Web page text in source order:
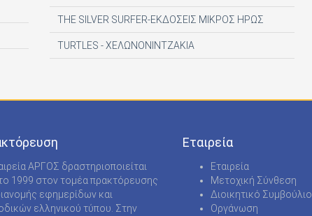
THE SILVER SURFER-ΕΚΔΟΣΕΙΣ ΜΙΚΡΟΣ ΗΡΩΣ
TURTLES - ΧΕΛΩΝΟΝΙΝΤΖΑΚΙΑ
WEEKLY BLACKSAD STORIES
ΒΑΒΟΥΡΑ- ΕΚΔΟΣΕΙΣ ΜΙΚΡΟΣ ΗΡΩΣ
ΒΑΤΡΑΧΟΜΥΟΜΑΧΙΑ- ΕΚΔΟΣΕΙΣ ΜΙΚΡΩΣ ΗΡΩΣ
ΔΡΑΣΗ
ΑΡΓΟΣ δραστηριοποιείται
1999 στον τομέα πρακτόρευσης
εφημερίδων και
ελληνικού τύπου. Στην
Εταιρεία
Εταιρεία
Μετοχική Σύνθεση
Διοικητικό Συμβούλιο
Οργάνωση